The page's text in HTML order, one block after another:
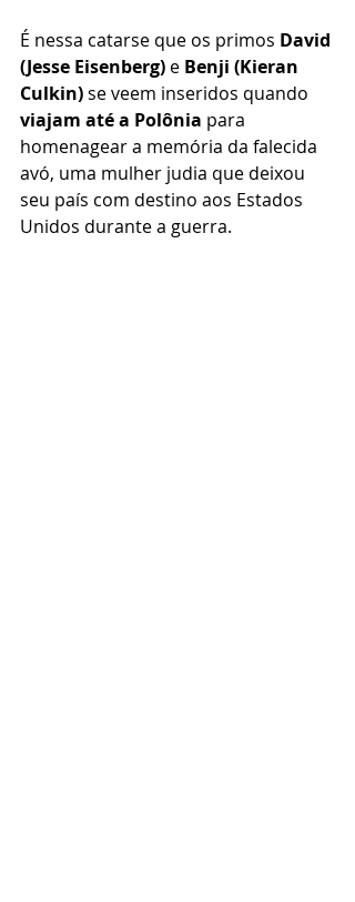
É nessa catarse que os primos David
(Jesse Eisenberg) e Benji (Kieran
Culkin) se veem inseridos quando
viajam até a Polônia para
homenagear a memória da falecida
avó, uma mulher judia que deixou
seu país com destino aos Estados
Unidos durante a guerra.